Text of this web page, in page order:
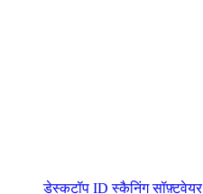
डेस्कटॉप ID स्कैनिंग सॉफ़्टवेयर